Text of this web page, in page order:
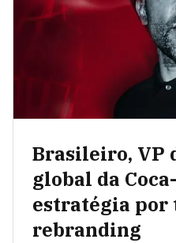
Brasileiro, VP
global da
estratégia por
rebranding